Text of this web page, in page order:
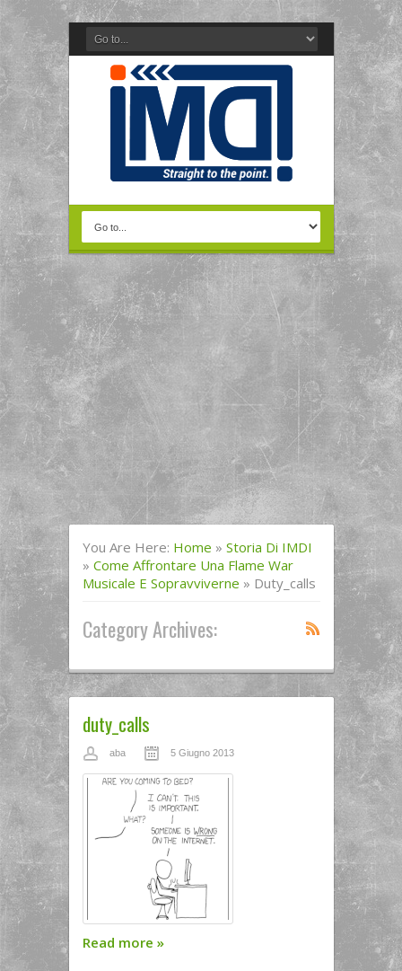
You Are Here: Home » Storia Di IMDI
» Come Affrontare Una Flame War
Musicale E Sopravviverne » Duty_calls
Category Archives:
duty_calls
aba 5 Giugno 2013
Read more »